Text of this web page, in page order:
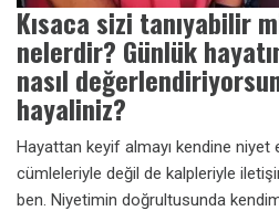
Kısaca sizi tanıyabilir
nelerdir? Günlük
nasıl
hayaliniz?
Hayattan keyif almayı kendine niyet
cümleleriyle değil de kalpleriyle
ben. Niyetimin doğrultusunda